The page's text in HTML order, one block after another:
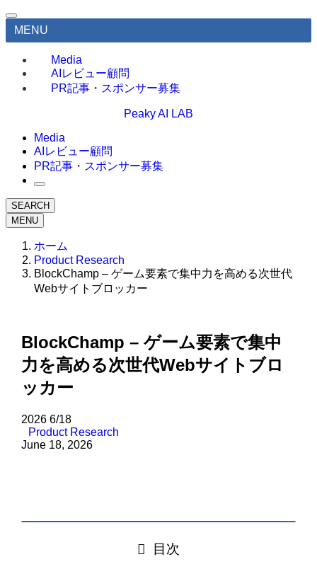
MENU
Media
AIレビュー顧問
PR記事・スポンサー募集
Peaky AI LAB
Media
AIレビュー顧問
PR記事・スポンサー募集
SEARCH
MENU
ホーム
Product Research
BlockChamp – ゲーム要素で集中力を高める次世代
Webサイトブロッカー
BlockChamp – ゲーム要素で集中
力を高める次世代Webサイトブロ
ッカー
2026 6/18
Product Research
June 18, 2026
目次